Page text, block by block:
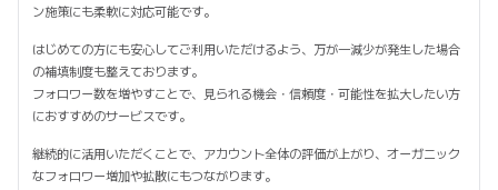
ン施策にも柔軟に対応可能です。
はじめての方にも安心してご利用いただけるよう、万が一減少が発生した場合
の補填制度も整えております。
フォロワー数を増やすことで、見られる機会・信頼度・可能性を拡大したい方
におすすめのサービスです。
継続的に活用いただくことで、アカウント全体の評価が上がり、オーガニック
なフォロワー増加や拡散にもつながります。